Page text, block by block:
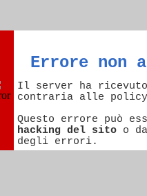
Errore non
Il server ha
contraria alle
Questo errore può
hacking del sito o
degli errori.